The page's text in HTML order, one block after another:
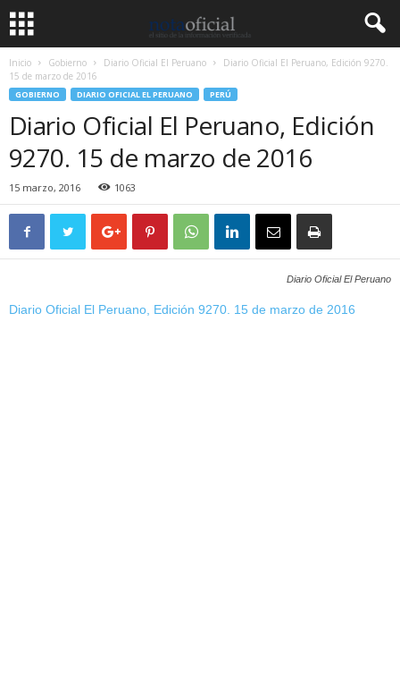
Inicio Gobierno Diario Oficial El Peruano
Diario Oficial El Peruano, Edición 9270.
15 de marzo de 2016
GOBIERNO DIARIO OFICIAL EL PERUANO PERÚ
Diario Oficial El Peruano, Edición
9270. 15 de marzo de 2016
15 marzo, 2016 1063
Diario Oficial El Peruano
Diario Oficial El Peruano, Edición 9270. 15 de marzo de 2016